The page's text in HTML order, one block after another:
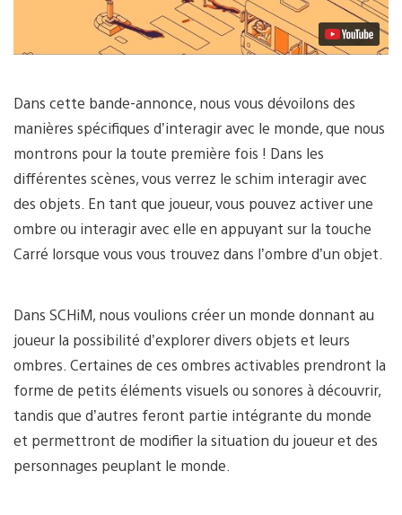
Dans cette bande-annonce, nous vous dévoilons des
manières spécifiques d’interagir avec le monde, que nous
montrons pour la toute première fois ! Dans les
différentes scènes, vous verrez le schim interagir avec
des objets. En tant que joueur, vous pouvez activer une
ombre ou interagir avec elle en appuyant sur la touche
Carré lorsque vous vous trouvez dans l’ombre d’un objet.
Dans SCHiM, nous voulions créer un monde donnant au
joueur la possibilité d’explorer divers objets et leurs
ombres. Certaines de ces ombres activables prendront la
forme de petits éléments visuels ou sonores à découvrir,
tandis que d’autres feront partie intégrante du monde
et permettront de modifier la situation du joueur et des
personnages peuplant le monde.